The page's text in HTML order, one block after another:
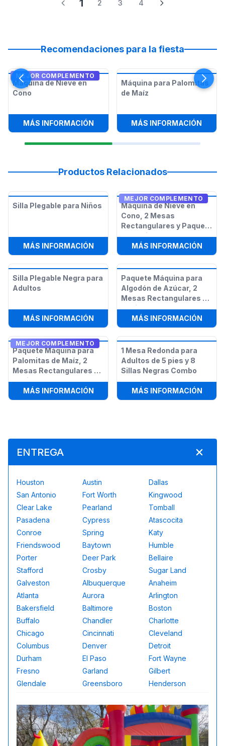
1 2 3 4
Recomendaciones para la fiesta
MEJOR COMPLEMENTO
Máquina de Nieve en
Cono
MÁS INFORMACIÓN: MÁQUINA DE NIEVE EN CONO
Máquina para Palomitas
de Maíz
MÁS INFORMACIÓN
Productos Relacionados
Silla Plegable para Niños
MÁS INFORMACIÓN: SILLA PLEGABLE PARA NIÑOS
MEJOR COMPLEMENTO
Máquina de Nieve en
Cono, 2 Mesas
Rectangulares y Paquete
de 12 Sillas
MÁS INFORMACIÓN:
Silla Plegable Negra para
Adultos
MÁS INFORMACIÓN: SILLA PLEGABLE NEGRA PARA
Paquete Máquina para
Algodón de Azúcar, 2
Mesas Rectangulares y
12 Sillas
MÁS INFORMACIÓN:
MEJOR COMPLEMENTO
Paquete Máquina para
Palomitas de Maíz, 2
Mesas Rectangulares y
12 Sillas
MÁS INFORMACIÓN: PAQUETE MÁQUINA PARA
1 Mesa Redonda para
Adultos de 5 pies y 8
Sillas Negras Combo
MÁS INFORMACIÓN:
ENTREGA
Houston Austin
Dallas
San Antonio
Fort Worth
Kingwood
Clear Lake
Pearland
Tomball
Pasadena
Cypress
Atascocita
Conroe
Spring
Katy
Friendswood
Baytown
Humble
Porter
Deer Park
Bellaire
Stafford
Crosby
Sugar Land
Galveston
Albuquerque
Anaheim
Atlanta
Aurora
Arlington
Bakersfield
Baltimore
Boston
Buffalo
Chandler
Charlotte
Chicago
Cincinnati
Cleveland
Columbus
Denver
Detroit
Durham
El Paso
Fort Wayne
Fresno
Garland
Gilbert
Glendale
Greensboro Henderson